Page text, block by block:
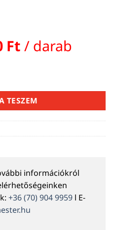
Ft / darab
FOGASLÉCES 310 ML
TESZEM
információkról
+36 (70) 904 9959 l E-